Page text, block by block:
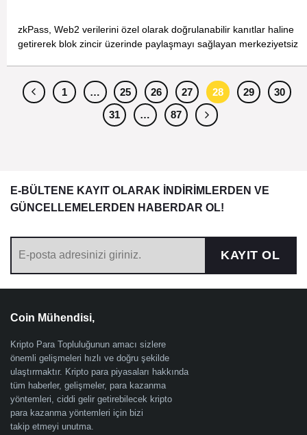
zkPass, Web2 verilerini özel olarak doğrulanabilir kanıtlar haline
getirerek blok zincir üzerinde paylaşmayı sağlayan merkeziyetsiz
1 … 25 26 27 28 29
30
31
… 87
E-BÜLTENE KAYIT OLARAK İNDİRİMLERDEN VE
GÜNCELLEMELERDEN HABERDAR OL!
KAYIT OL
Coin Mühendisi,
Kripto Para Topluluğunun amacı sizlere
önemli gelişmeleri hızlı ve doğru şekilde
ulaştırmaktır. Kripto para piyasaları hakkında
tüm haberler, gelişmeler, para kazanma
yöntemleri, ciddi gelir getirebilecek kripto
para kazanma yöntemleri için bizi
takip etmeyi unutma.